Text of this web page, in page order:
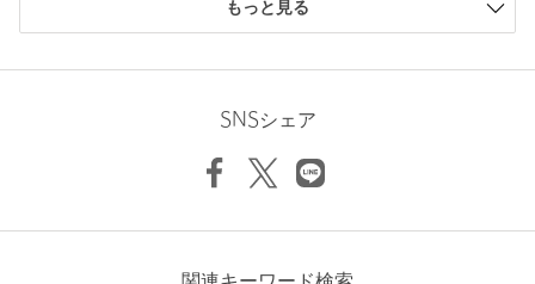
伸縮：なし
＜JUST fit（ジャストフィット）＞
スタンダードなアイテムを現代的なシルエットやカラー、素材で
着用時のFIT感やカラーはスマートな大人な雰囲気。
74 117
Rise length 27cm
Waist 82cm
もっと見る
SNSシェア